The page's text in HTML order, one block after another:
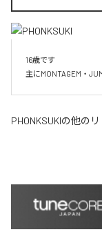
16歳です
主にMONTAGEM・
PHONKSUKIの他のリ